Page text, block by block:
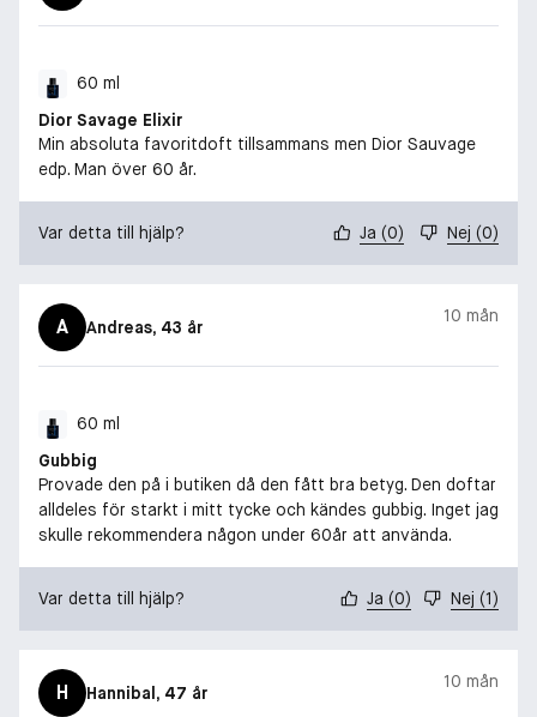
60 ml
Dior Savage Elixir
Min absoluta favoritdoft tillsammans men Dior Sauvage
edp. Man över 60 år.
Var detta till hjälp? Ja (0) Nej (0)
A Andreas, 43 år
10 mån
60 ml
Gubbig
Provade den på i butiken då den fått bra betyg. Den doftar
alldeles för starkt i mitt tycke och kändes gubbig. Inget jag
skulle rekommendera någon under 60år att använda.
Var detta till hjälp? Ja (0) Nej (1)
H Hannibal, 47 år
10 mån